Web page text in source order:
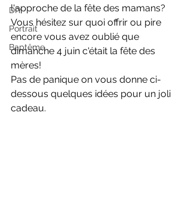
DIY
Portrait
Baptême
l'approche de la fête des mamans?
Vous hésitez sur quoi offrir ou pire
encore vous avez oublié que
dimanche 4 juin c'était la fête des
mères!
Pas de panique on vous donne ci-
dessous quelques idées pour un joli
cadeau.